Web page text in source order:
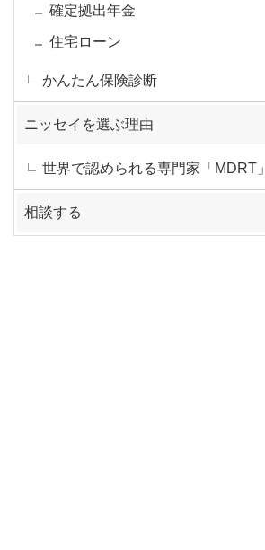
確定拠出年金
住宅ローン
かんたん保険診断
ニッセイを選ぶ理由
世界で認められる専門家「MDRT」
相談する